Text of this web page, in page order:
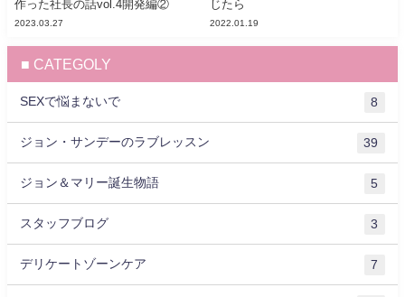
作った社長の話vol.4開発編②
2023.03.27
じたら
2022.01.19
■ CATEGOLY
SEXで悩まないで 8
ジョン・サンデーのラブレッスン 39
ジョン＆マリー誕生物語 5
スタッフブログ 3
デリケートゾーンケア 7